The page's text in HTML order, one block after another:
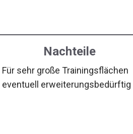
Nachteile
Für sehr große Trainingsflächen
eventuell erweiterungsbedürftig